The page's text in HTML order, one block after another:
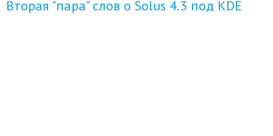
Вторая "пара" слов о Solus 4.3 под KDE